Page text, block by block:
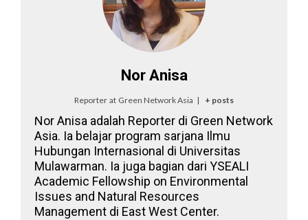
Nor Anisa
Reporter at Green Network Asia | + posts
Nor Anisa adalah Reporter di Green Network
Asia. Ia belajar program sarjana Ilmu
Hubungan Internasional di Universitas
Mulawarman. Ia juga bagian dari YSEALI
Academic Fellowship on Environmental
Issues and Natural Resources
Management di East West Center.